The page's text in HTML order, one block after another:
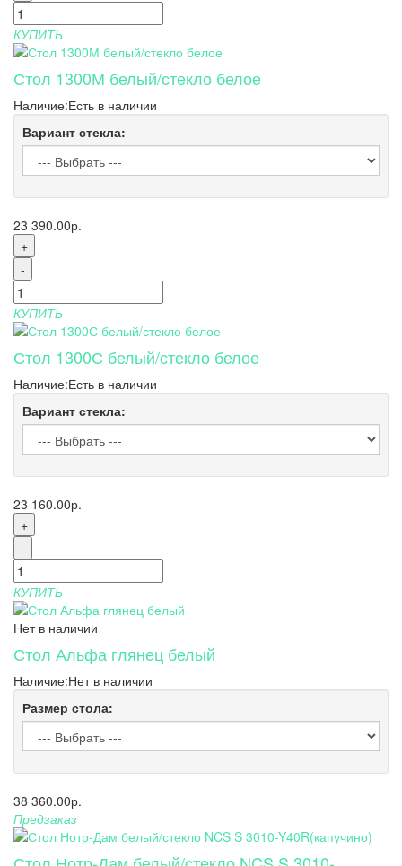
КУПИТЬ
Стол 1300М белый/стекло белое
Наличие:Есть в наличии
Вариант стекла:
23 390.00р.
+
-
КУПИТЬ
Стол 1300С белый/стекло белое
Наличие:Есть в наличии
Вариант стекла:
23 160.00р.
+
-
КУПИТЬ
Нет в наличии
Стол Альфа глянец белый
Наличие:Нет в наличии
Размер стола:
38 360.00р.
Предзаказ